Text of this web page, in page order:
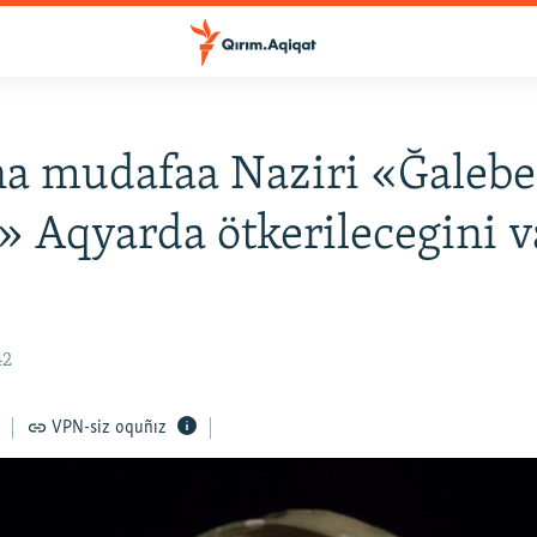
mudafaa Naziri «Ğalebe
Aqyarda ötkerilecegini
VPN-siz oquñız